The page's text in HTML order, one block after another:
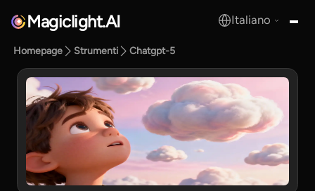
Magiclight.AI Italiano
Homepage Strumenti Chatgpt-5